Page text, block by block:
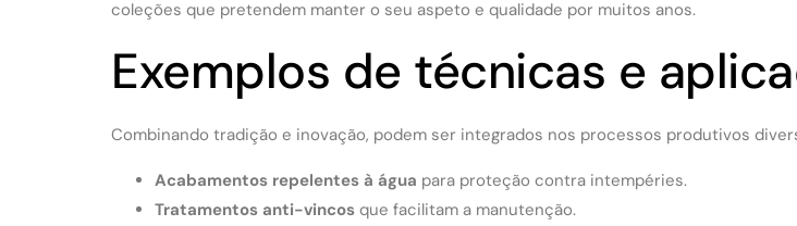
coleções que pretendem manter o seu aspeto e qualidade por muitos anos.
Exemplos de técnicas e
Combinando tradição e inovação, podem ser integrados nos processos produtivos
Acabamentos repelentes à água para proteção contra intempéries.
Tratamentos anti-vincos que facilitam a manutenção.